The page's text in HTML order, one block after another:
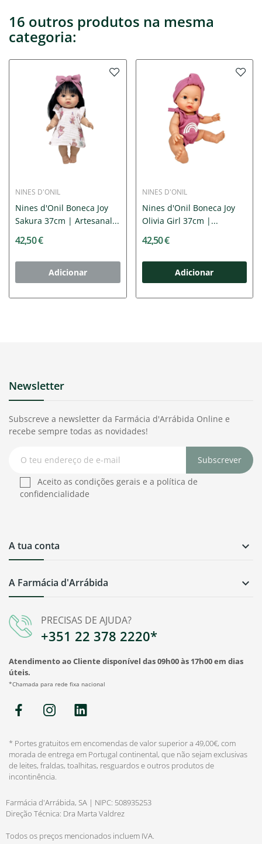
16 outros produtos na mesma
categoria:
NINES D'ONIL
Nines d'Onil Boneca Joy
Sakura 37cm | Artesanal...
42,50 €
Adicionar
NINES D'ONIL
Nines d'Onil Boneca Joy
Olivia Girl 37cm |...
42,50 €
Adicionar
PRECISAS DE AJUDA?
+351 22 378 2220*
Atendimento ao Cliente disponível das 09h00 às 17h00 em dias
úteis.
*Chamada para rede fixa nacional
A Farmácia d'Arrábida 
A tua conta 
Newsletter
Subscreve a newsletter da Farmácia d'Arrábida Online e
recebe sempre todas as novidades!
Subscrever
Aceito as condições gerais e a política de
confidencialidade
* Portes gratuitos em encomendas de valor superior a 49,00€, com
morada de entrega em Portugal continental, que não sejam exclusivas
de leites, fraldas, toalhitas, resguardos e outros produtos de
incontinência.
Farmácia d'Arrábida, SA | NIPC: 508935253
Direção Técnica: Dra Marta Valdrez
Todos os preços mencionados incluem IVA.